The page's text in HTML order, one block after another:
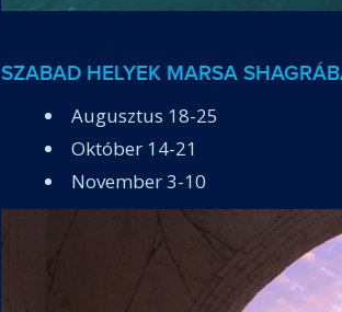
SZABAD HELYEK MARSA
Augusztus 18-25
Október 14-21
November 3-10